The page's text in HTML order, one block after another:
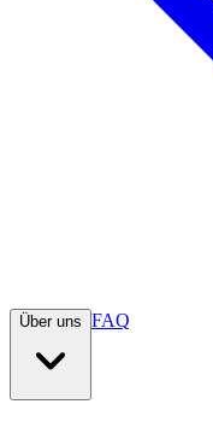
Über uns FAQ